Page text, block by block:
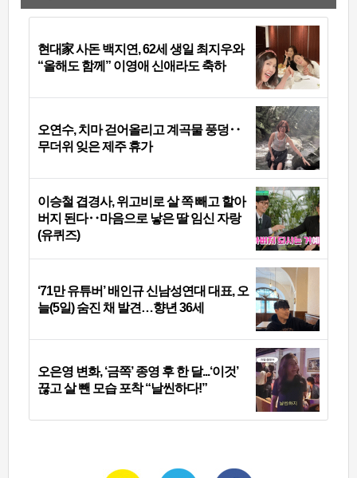
현대家 사돈 백지연, 62세 생일 최지우와
“올해도 함께” 이영애 신애라도 축하
오연수, 치마 걷어올리고 계곡물 풍덩‥
무더위 잊은 제주 휴가
이승철 겹경사, 위고비로 살 쪽 빼고 할아
버지 된다‥마음으로 낳은 딸 임신 자랑
(유퀴즈)
‘71만 유튜버’ 배인규 신남성연대 대표, 오
늘(5일) 숨진 채 발견…향년 36세
오은영 변화, ‘금쪽’ 종영 후 한 달...‘이것’
끊고 살 뺀 모습 포착 “날씬하다!”